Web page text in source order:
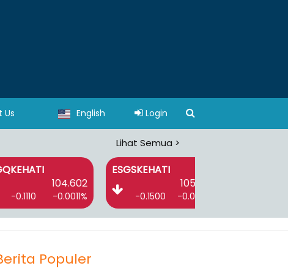
English Login
Us
Lihat Semua >
104.602
-0.0011%
ESGSKEHATI
105.945
-0.1500 -0.0014%
Populer